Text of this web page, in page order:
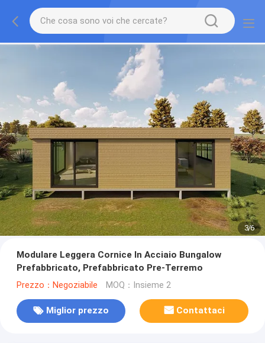
3/6
Modulare Leggera Cornice In Acciaio Bungalow
Prefabbricato, Prefabbricato Pre-Terremo
Prezzo：Negoziabile MOQ：Insieme 2
Miglior prezzo Contattaci